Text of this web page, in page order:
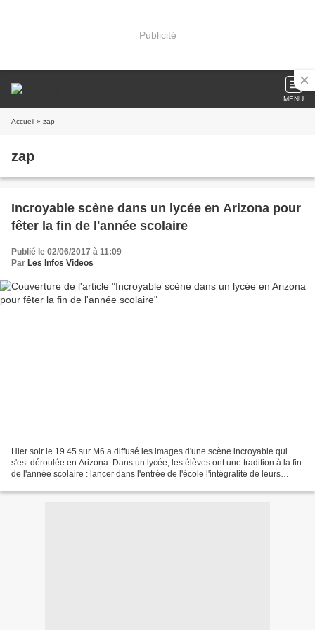
Publicité
MENU
Accueil » zap
zap
Incroyable scène dans un lycée en Arizona pour
fêter la fin de l'année scolaire
Publié le 02/06/2017 à 11:09
Par Les Infos Videos
Hier soir le 19.45 sur M6 a diffusé les images d'une scène incroyable qui
s'est déroulée en Arizona. Dans un lycée, les élèves ont une tradition à la fin
de l'année scolaire : lancer dans l'entrée de l'école l'intégralité de leurs